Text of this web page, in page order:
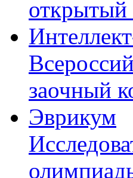
открытый
заочный
Эврикум